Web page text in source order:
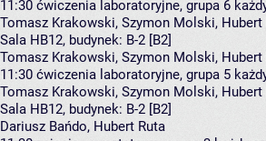
11:30 ćwiczenia laboratoryjne, grupa 6
Tomasz Krakowski, Szymon Molski, Hubert
Sala HB12, budynek: B-2 [B2]
Tomasz Krakowski, Szymon Molski, Hubert
11:30 ćwiczenia laboratoryjne, grupa 5
Tomasz Krakowski, Szymon Molski, Hubert
Sala HB12, budynek: B-2 [B2]
Dariusz Bańdo, Hubert Ruta